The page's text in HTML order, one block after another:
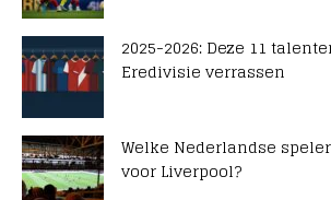
2025-2026: Deze 11
Eredivisie verrassen
Welke Nederlandse
voor Liverpool?